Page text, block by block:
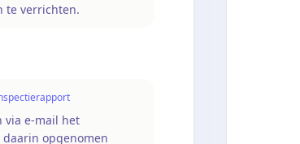
te verrichten.
via e-mail het
opgenomen